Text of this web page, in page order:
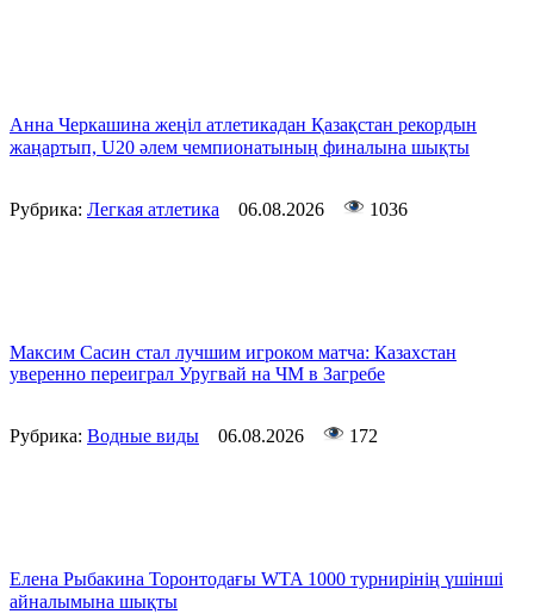
Анна Черкашина жеңіл атлетикадан Қазақстан рекордын
жаңартып, U20 әлем чемпионатының финалына шықты
Рубрика: Легкая атлетика 06.08.2026 1036
Максим Сасин стал лучшим игроком матча: Казахстан
уверенно переиграл Уругвай на ЧМ в Загребе
Рубрика: Водные виды 06.08.2026 172
Елена Рыбакина Торонтодағы WTA 1000 турнирінің үшінші
айналымына шықты